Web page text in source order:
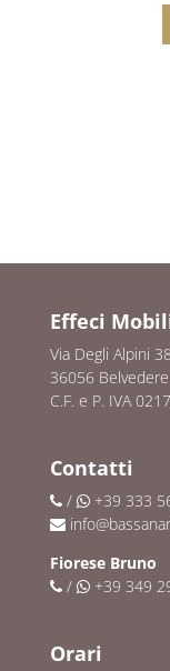
Effeci
Via Degli Alpini
36056
C.F. e P. IVA
Contatti
/
+39 333
Fiorese Bruno
/
+39 349
Orari